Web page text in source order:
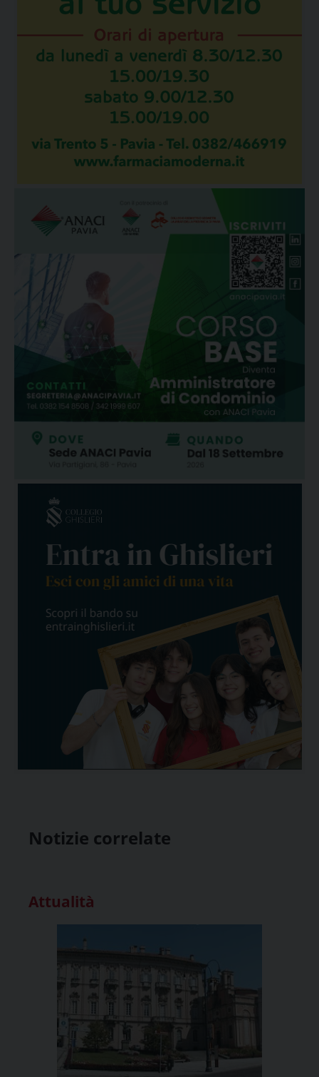
Notizie correlate
Attualità